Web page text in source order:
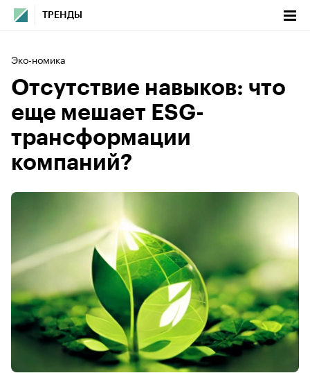
ТРЕНДЫ
Эко-номика
Отсутствие навыков: что
еще мешает ESG-
трансформации
компаний?